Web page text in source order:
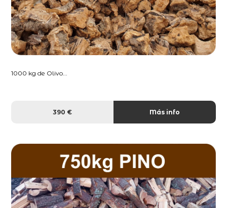
1000 kg de Olivo...
390 € Más info